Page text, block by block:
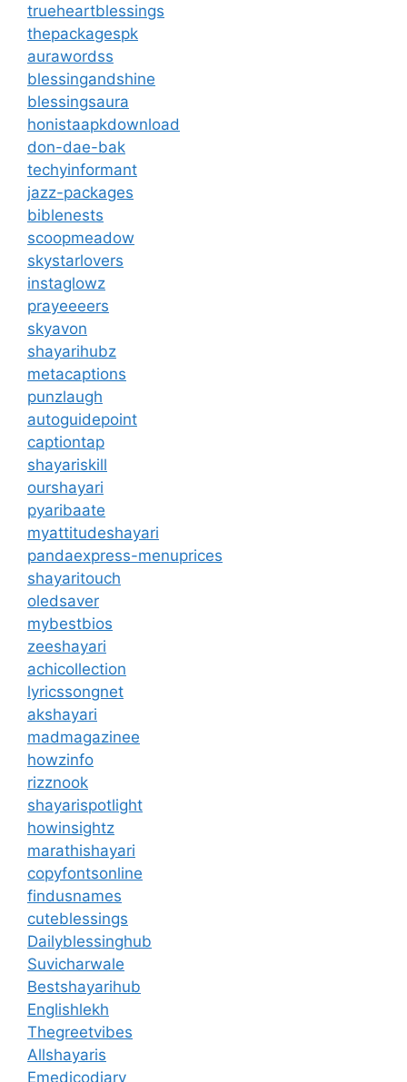
trueheartblessings
thepackagespk
aurawordss
blessingandshine
blessingsaura
honistaapkdownload
don-dae-bak
techyinformant
jazz-packages
biblenests
scoopmeadow
skystarlovers
instaglowz
prayeeeers
skyavon
shayarihubz
metacaptions
punzlaugh
autoguidepoint
captiontap
shayariskill
ourshayari
pyaribaate
myattitudeshayari
pandaexpress-menuprices
shayaritouch
oledsaver
mybestbios
zeeshayari
achicollection
lyricssongnet
akshayari
madmagazinee
howzinfo
rizznook
shayarispotlight
howinsightz
marathishayari
copyfontsonline
findusnames
cuteblessings
Dailyblessinghub
Suvicharwale
Bestshayarihub
Englishlekh
Thegreetvibes
Allshayaris
Emedicodiary